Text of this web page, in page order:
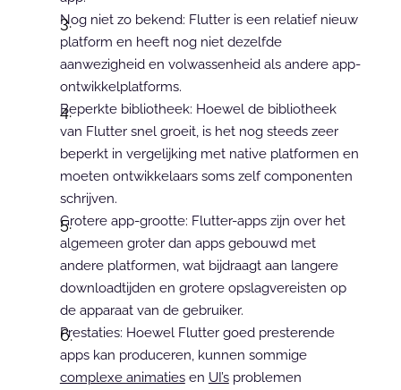
Nog niet zo bekend: Flutter is een relatief nieuw
platform en heeft nog niet dezelfde
aanwezigheid en volwassenheid als andere app-
ontwikkelplatforms.
Beperkte bibliotheek: Hoewel de bibliotheek
van Flutter snel groeit, is het nog steeds zeer
beperkt in vergelijking met native platformen en
moeten ontwikkelaars soms zelf componenten
schrijven.
Grotere app-grootte: Flutter-apps zijn over het
algemeen groter dan apps gebouwd met
andere platformen, wat bijdraagt aan langere
downloadtijden en grotere opslagvereisten op
de apparaat van de gebruiker.
Prestaties: Hoewel Flutter goed presterende
apps kan produceren, kunnen sommige
complexe animaties en UI’s problemen